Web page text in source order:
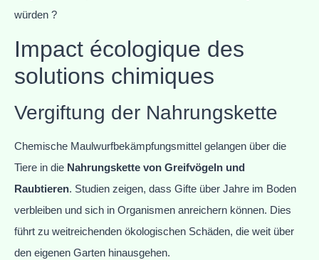
würden ?
Impact écologique des
solutions chimiques
Vergiftung der Nahrungskette
Chemische Maulwurfbekämpfungsmittel gelangen über die
Tiere in die Nahrungskette von Greifvögeln und
Raubtieren. Studien zeigen, dass Gifte über Jahre im Boden
verbleiben und sich in Organismen anreichern können. Dies
führt zu weitreichenden ökologischen Schäden, die weit über
den eigenen Garten hinausgehen.